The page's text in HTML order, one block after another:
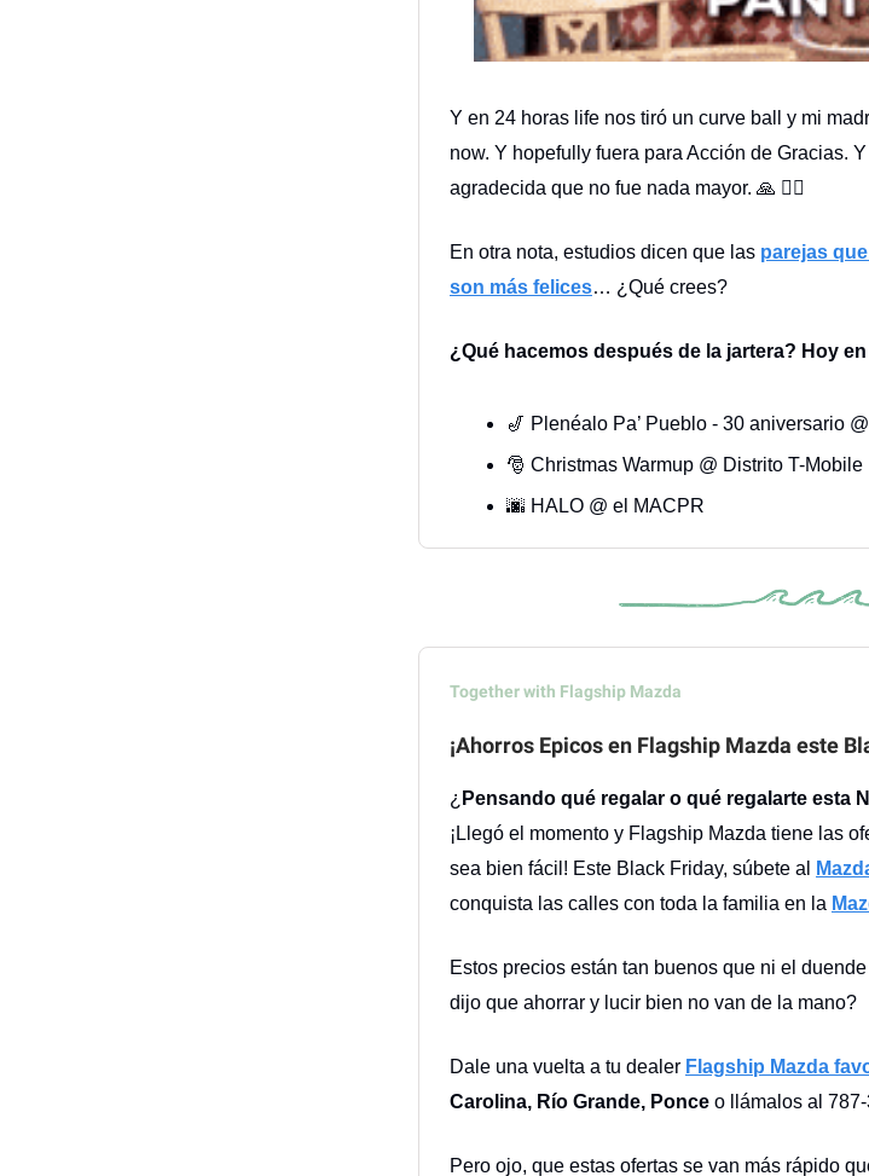
Y en 24 horas life nos tiró un curve ball y mi
now. Y hopefully fuera para Acción de Gracias.
agradecida que no fue nada mayor. 🙏 👩‍⚕️
En otra nota, estudios dicen que las parejas
son más felices… ¿Qué crees?
¿Qué hacemos después de la jartera? Hoy
🎷 Plenéalo Pa’ Pueblo - 30 aniversario
🎅 Christmas Warmup @ Distrito T-Mobile
🌆 HALO @ el MACPR
Together with Flagship Mazda
¡Ahorros Epicos en Flagship Mazda este
¿ Pensando qué regalar o qué regalarte esta
¡Llegó el momento y Flagship Mazda tiene las
sea bien fácil! Este Black Friday, súbete al
conquista las calles con toda la familia en la
Estos precios están tan buenos que ni el
dijo que ahorrar y lucir bien no van de la mano?
Dale una vuelta a tu dealer Flagship Mazda
Carolina, Río Grande, Ponce o llámalos al
Pero ojo, que estas ofertas se van más rápido